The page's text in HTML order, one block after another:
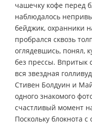
чашечку кофе перед
наблюдалось
бейджик, охранники
пробрался сквозь
оглядевшись, понял,
без прессы. Впритык
вся звездная
Стивен Болдуин и
одного знакомого
счастливый момент
Поскольку блокнота с